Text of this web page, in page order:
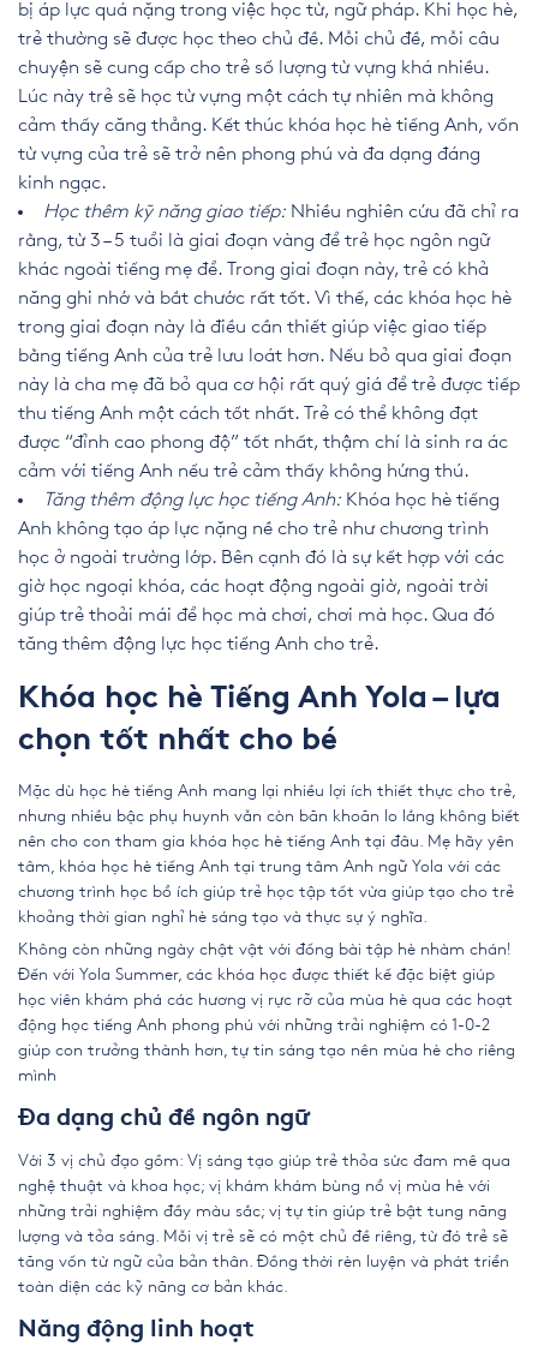
bị áp lực quá nặng trong việc học từ, ngữ pháp. Khi học hè,
trẻ thường sẽ được học theo chủ đề. Mỗi chủ đề, mỗi câu
chuyện sẽ cung cấp cho trẻ số lượng từ vựng khá nhiều.
Lúc này trẻ sẽ học từ vựng một cách tự nhiên mà không
cảm thấy căng thẳng. Kết thúc khóa học hè tiếng Anh, vốn
từ vựng của trẻ sẽ trở nên phong phú và đa dạng đáng
kinh ngạc.
Học thêm kỹ năng giao tiếp: Nhiều nghiên cứu đã chỉ ra
rằng, từ 3 – 5 tuổi là giai đoạn vàng để trẻ học ngôn ngữ
khác ngoài tiếng mẹ để. Trong giai đoạn này, trẻ có khả
năng ghi nhớ và bắt chước rất tốt. Vì thế, các khóa học hè
trong giai đoạn này là điều cần thiết giúp việc giao tiếp
bằng tiếng Anh của trẻ lưu loát hơn. Nếu bỏ qua giai đoạn
này là cha mẹ đã bỏ qua cơ hội rất quý giá để trẻ được tiếp
thu tiếng Anh một cách tốt nhất. Trẻ có thể không đạt
được “đỉnh cao phong độ” tốt nhất, thậm chí là sinh ra ác
cảm với tiếng Anh nếu trẻ cảm thấy không hứng thú.
Tăng thêm động lực học tiếng Anh: Khóa học hè tiếng
Anh không tạo áp lực nặng nề cho trẻ như chương trình
học ở ngoài trường lớp. Bên cạnh đó là sự kết hợp với các
giờ học ngoại khóa, các hoạt động ngoài giờ, ngoài trời
giúp trẻ thoải mái để học mà chơi, chơi mà học. Qua đó
tăng thêm động lực học tiếng Anh cho trẻ.
Khóa học hè Tiếng Anh Yola – lựa
chọn tốt nhất cho bé
Mặc dù học hè tiếng Anh mang lại nhiều lợi ích thiết thực cho trẻ,
nhưng nhiều bậc phụ huynh vẫn còn băn khoăn lo lắng không biết
nên cho con tham gia khóa học hè tiếng Anh tại đâu. Mẹ hãy yên
tâm, khóa học hè tiếng Anh tại trung tâm Anh ngữ Yola với các
chương trình học bổ ích giúp trẻ học tập tốt vừa giúp tạo cho trẻ
khoảng thời gian nghỉ hè sáng tạo và thực sự ý nghĩa.
Không còn những ngày chật vật với đống bài tập hè nhàm chán!
Đến với Yola Summer, các khóa học được thiết kế đặc biệt giúp
học viên khám phá các hương vị rực rỡ của mùa hè qua các hoạt
động học tiếng Anh phong phú với những trải nghiệm có 1-0-2
giúp con trưởng thành hơn, tự tin sáng tạo nên mùa hè cho riêng
mình
Đa dạng chủ đề ngôn ngữ
Với 3 vị chủ đạo gồm: Vị sáng tạo giúp trẻ thỏa sức đam mê qua
nghệ thuật và khoa học; vị khám khám bùng nổ vị mùa hè với
những trải nghiệm đầy màu sắc; vị tự tin giúp trẻ bật tung năng
lượng và tỏa sáng. Mỗi vị trẻ sẽ có một chủ đề riêng, từ đó trẻ sẽ
tăng vốn từ ngữ của bản thân. Đồng thời rèn luyện và phát triển
toàn diện các kỹ năng cơ bản khác.
Năng động linh hoạt